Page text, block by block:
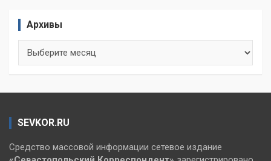
Архивы
SEVKOR.RU
Средство массовой информации сетевое издание